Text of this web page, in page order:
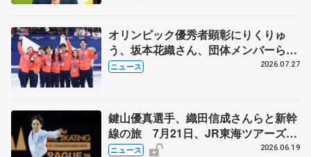
オリンピック優秀者顕彰にりくりゅ
う、坂本花織さん、団体メンバーら
8月7日に文科省が表彰式、ブルーノ・
ニュース 2026.07.27
鍵山優真選手、織田信成さんらと新幹
線の旅 7月21日、JR東海ツアーズが
「THE REVUE ON SHINKANSEN」
ニュース 2026.06.19